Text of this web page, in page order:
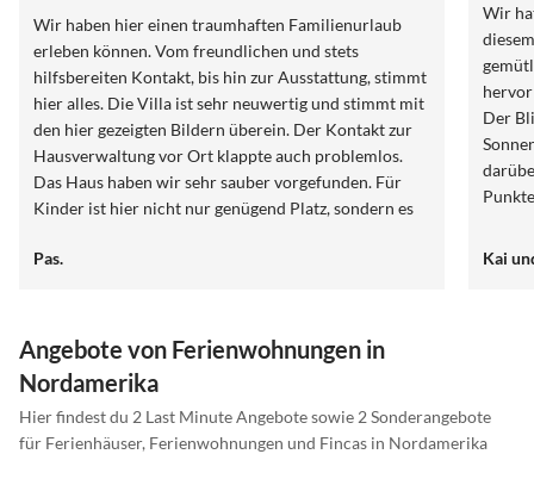
Wir haben hier einen traumhaften Familienurlaub
erleben können. Vom freundlichen und stets
hilfsbereiten Kontakt, bis hin zur Ausstattung, stimmt
hier alles. Die Villa ist sehr neuwertig und stimmt mit
den hier gezeigten Bildern überein. Der Kontakt zur
Hausverwaltung vor Ort klappte auch problemlos.
Das Haus haben wir sehr sauber vorgefunden. Für
Kinder ist hier nicht nur genügend Platz, sondern es
Verfügung. Die Umgebung ist sehr freundlich und gut
unter unsere Top-Favoriten! Wir können diese Villa
uneingeschränkt empfehlen.
Pas.
Wir
Der
Kai
Angebote von Ferienwohnungen in
Nordamerika
Hier findest du 2 Last Minute Angebote sowie 2 Sonderangebote
für Ferienhäuser, Ferienwohnungen und Fincas in Nordamerika